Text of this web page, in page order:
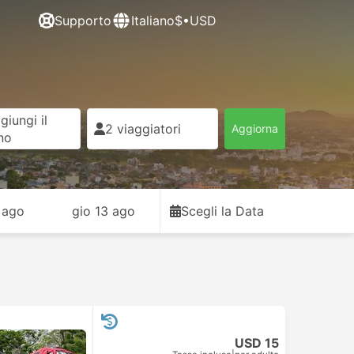
Supporto Italiano$•USD
il
2 viaggiatori Aggiorna
gio 13 ago Scegli la Data
USD 15